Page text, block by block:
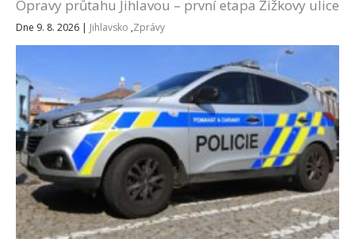
Opravy průtahu Jihlavou – první etapa Žižkovy ulice
Dne 9. 8. 2026 | Jihlavsko ,Zprávy